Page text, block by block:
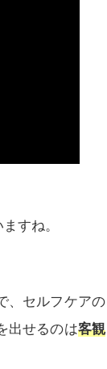
すね。
、セルフケアの
出せるのは客観